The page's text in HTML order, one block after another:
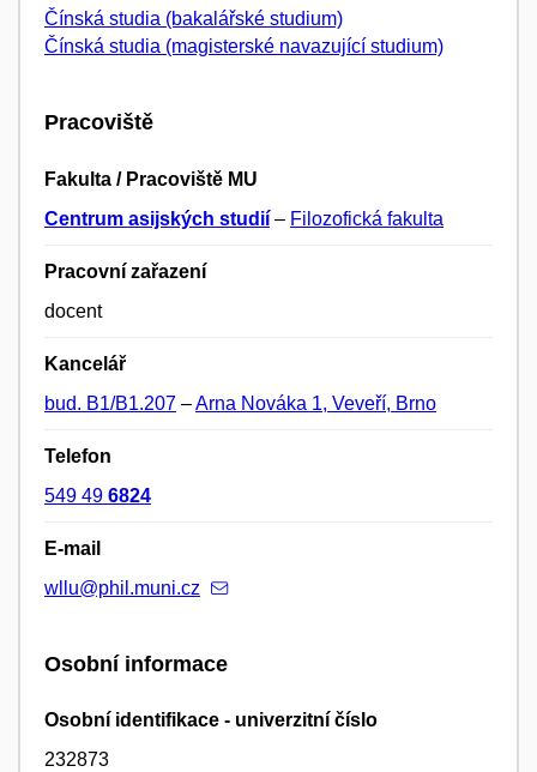
Čínská studia (bakalářské studium)
Čínská studia (magisterské navazující studium)
Pracoviště
Fakulta / Pracoviště MU
Centrum asijských studií – Filozofická fakulta
Pracovní zařazení
docent
Kancelář
bud. B1/B1.207 –Arna Nováka 1, Veveří, Brno
Telefon
549 49 6824
E-mail
wllu@phil.muni.cz
Osobní informace
Osobní identifikace - univerzitní číslo
232873